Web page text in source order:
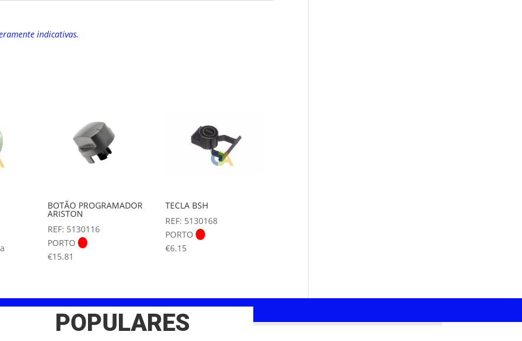
indicativas.
BOTÃO PROGRAMADOR
ARISTON
REF: 5130116
PORTO
€15.81
TECLA BSH
REF: 5130168
PORTO
€6.15
POPULARES